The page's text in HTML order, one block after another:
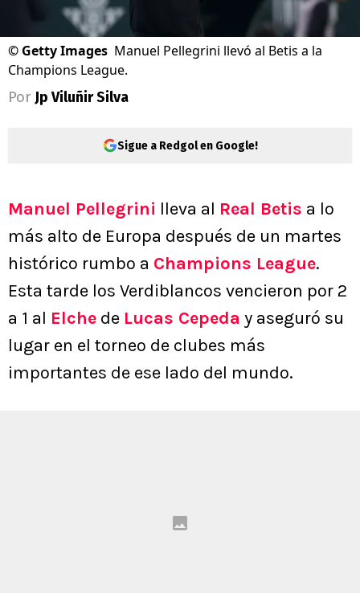
© Getty Images Manuel Pellegrini llevó al Betis a la
Champions League.
Por Jp Viluñir Silva
Sigue a Redgol en Google!
Manuel Pellegrini lleva al Real Betis a lo
más alto de Europa después de un martes
histórico rumbo a Champions League.
Esta tarde los Verdiblancos vencieron por 2
a 1 al Elche de Lucas Cepeda y aseguró su
lugar en el torneo de clubes más
importantes de ese lado del mundo.